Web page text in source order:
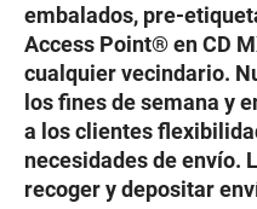
embalados, pre-
Access Point® en CD
cualquier vecindario.
los fines de semana y
a los clientes
necesidades de envío.
recoger y depositar